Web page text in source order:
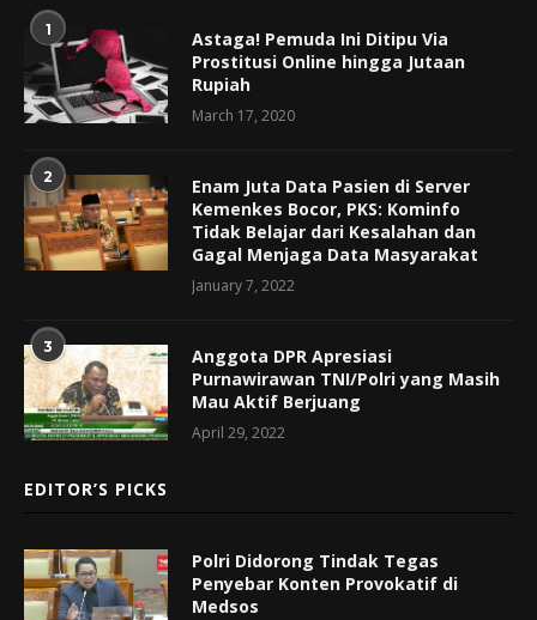
1
Astaga! Pemuda Ini Ditipu Via
Prostitusi Online hingga Jutaan
Rupiah
March 17, 2020
2
Enam Juta Data Pasien di Server
Kemenkes Bocor, PKS: Kominfo
Tidak Belajar dari Kesalahan dan
Gagal Menjaga Data Masyarakat
January 7, 2022
3
Anggota DPR Apresiasi
Purnawirawan TNI/Polri yang Masih
Mau Aktif Berjuang
April 29, 2022
EDITOR’S PICKS
Polri Didorong Tindak Tegas
Penyebar Konten Provokatif di
Medsos